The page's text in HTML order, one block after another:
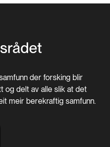
der forsking blir
og delt av alle slik at det
meir berekraftig samfunn.